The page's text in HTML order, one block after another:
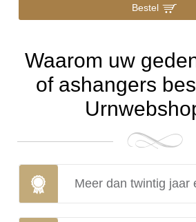
Bestel
Waarom uw
of ashangers
Meer dan twintig jaar